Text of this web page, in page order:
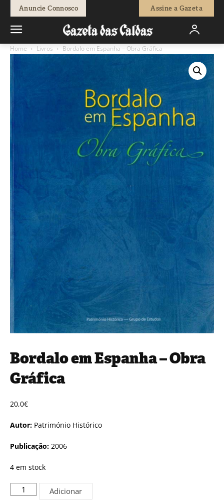
Anuncie Connosco Assine a Gazeta
Home Livros Bordalo em Espanha – Obra Gráfica
Bordalo em Espanha – Obra
Gráfica
20,0€
Autor: Património Histórico
Publicação: 2006
4 em stock
Quantidade
de
Adicionar